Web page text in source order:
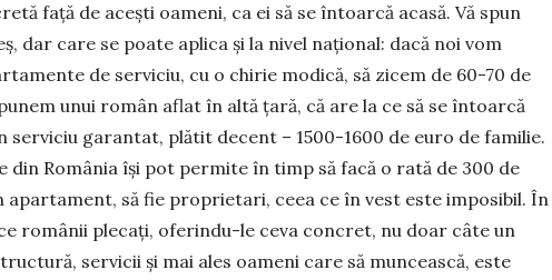
față de acești oa­meni, ca ei să se întoarcă acasă. Vă spun
dar care se poate aplica și la nivel național: dacă noi vom
de serviciu, cu o chirie modică, să zicem de 60-70 de
unui român aflat în altă țară, că are la ce să se în­toarcă
serviciu ga­rantat, plătit decent – 1500-1600 de euro de fa­milie.
din România își pot permite în timp să facă o rată de 300 de
apartament, să fie proprietari, ceea ce în vest este imposibil. În
românii plecați, ofe­rin­du-le ceva concret, nu doar câte un
servicii și mai ales oameni care să muncească, este